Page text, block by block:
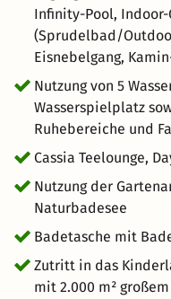
Kinderbetreuung. Alle
können kostenfrei
Massagen,
Infinity-Pool,
(Sprudelbad/
Eisnebelgang,
Nutzung von 5
Wasserspielplatz
Ruhebereiche und
Cassia Teelounge,
Nutzung der
Naturbadesee
Badetasche mit
Zutritt in das
mit 2.000 m²